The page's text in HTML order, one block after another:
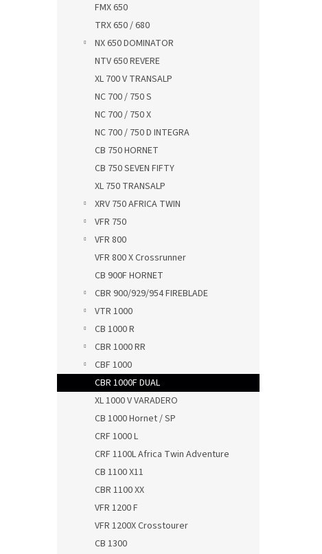
FMX 650
TRX 650 / 680
NX 650 DOMINATOR
NTV 650 REVERE
XL 700 V TRANSALP
NC 700 / 750 S
NC 700 / 750 X
NC 700 / 750 D INTEGRA
CB 750 HORNET
CB 750 SEVEN FIFTY
XL 750 TRANSALP
XRV 750 AFRICA TWIN
VFR 750
VFR 800
VFR 800 X Crossrunner
CB 900F HORNET
CBR 900/929/954 FIREBLADE
VTR 1000
CB 1000 R
CBR 1000 RR
CBF 1000
CBR 1000F DUAL
XL 1000 V VARADERO
CB 1000 Hornet / SP
CRF 1000 L
CRF 1100L Africa Twin Adventure
CB 1100 X11
CBR 1100 XX
VFR 1200 F
VFR 1200X Crosstourer
CB 1300